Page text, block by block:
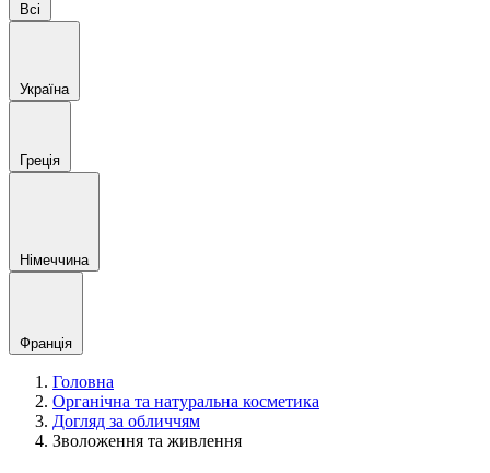
Всі
Україна
Греція
Німеччина
Франція
Головна
Органічна та натуральна косметика
Догляд за обличчям
Зволоження та живлення